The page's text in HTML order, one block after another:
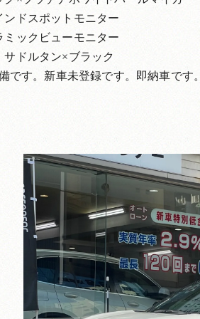
ンドスポットモニター
ミックビューモニター
サドルタン×ブラック
備です。新車未登録です。即納車です